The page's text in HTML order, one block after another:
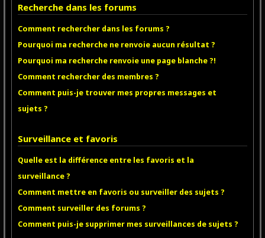
Recherche dans les forums
Comment rechercher dans les forums ?
Pourquoi ma recherche ne renvoie aucun résultat ?
Pourquoi ma recherche renvoie une page blanche ?!
Comment rechercher des membres ?
Comment puis-je trouver mes propres messages et
sujets ?
Surveillance et favoris
Quelle est la différence entre les favoris et la
surveillance ?
Comment mettre en favoris ou surveiller des sujets ?
Comment surveiller des forums ?
Comment puis-je supprimer mes surveillances de sujets ?